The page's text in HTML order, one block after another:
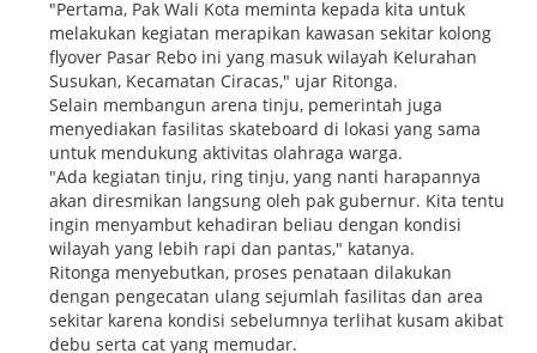
"Pertama, Pak Wali Kota meminta kepada kita untuk
melakukan kegiatan merapikan kawasan sekitar kolong
flyover Pasar Rebo ini yang masuk wilayah Kelurahan
Susukan, Kecamatan Ciracas," ujar Ritonga.
Selain membangun arena tinju, pemerintah juga
menyediakan fasilitas skateboard di lokasi yang sama
untuk mendukung aktivitas olahraga warga.
"Ada kegiatan tinju, ring tinju, yang nanti harapannya
akan diresmikan langsung oleh pak gubernur. Kita tentu
ingin menyambut kehadiran beliau dengan kondisi
wilayah yang lebih rapi dan pantas," katanya.
Ritonga menyebutkan, proses penataan dilakukan
dengan pengecatan ulang sejumlah fasilitas dan area
sekitar karena kondisi sebelumnya terlihat kusam akibat
debu serta cat yang memudar.